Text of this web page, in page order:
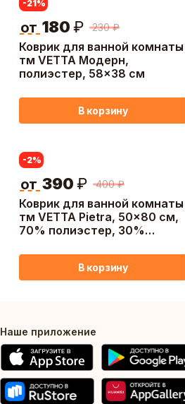
Коврик для ванной комнаты
тм VETTA Модерн,
полиэстер, 58x38 см
-21%
230 ₽
от 180₽
В корзину
Коврик для ванной комнаты
тм VETTA Pietra, 50x80 см,
70% полиэстер, 30%
-2%
400 ₽
от 390₽
В корзину
Наше приложение